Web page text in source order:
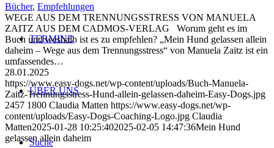
TERMINE
ÜBER UNS
Suche
Bücher, Empfehlungen
WEGE AUS DEM TRENNUNGSSTRESS VON MANUELA
ZAITZ AUS DEM CADMOS-VERLAG Worum geht es im
Buch und weshalb ist es zu empfehlen? „Mein Hund gelassen allein
daheim – Wege aus dem Trennungsstress“ von Manuela Zaitz ist ein
umfassendes…
28.01.2025
https://www.easy-dogs.net/wp-content/uploads/Buch-Manuela-
Zaitz-Trennungsstress-Hund-allein-gelassen-daheim-Easy-Dogs.jpg
2457 1800 Claudia Matten https://www.easy-dogs.net/wp-
content/uploads/Easy-Dogs-Coaching-Logo.jpg Claudia
Matten2025-01-28 10:25:402025-02-05 14:47:36Mein Hund
gelassen allein daheim